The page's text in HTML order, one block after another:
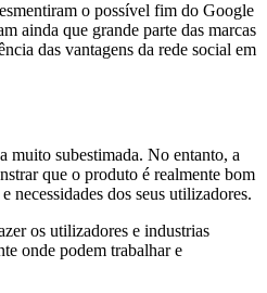
o possível fim do Google
ainda que grande parte das marcas
das vantagens da rede social em
muito subestimada. No entanto, a
que o produto é realmente bom
necessidades dos seus utilizadores.
os utilizadores e industrias
onde podem trabalhar e